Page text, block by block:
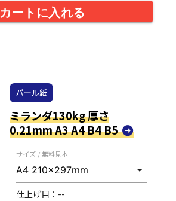
カートに入れる
パール紙
ミランダ130kg 厚さ
0.21mm A3 A4 B4 B5
サイズ / 無料見本
仕上げ目： --